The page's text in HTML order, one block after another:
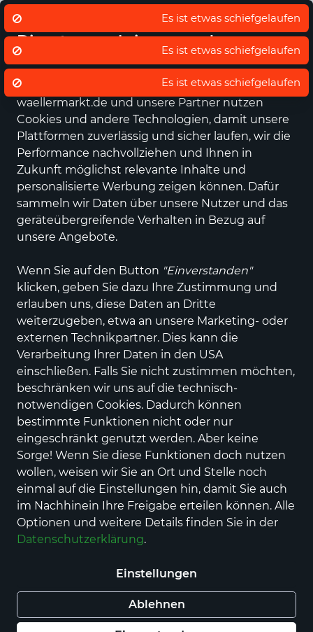
Wir nutzen Cookies um unsere
Dienste zu erbringen und zu
verbessern.
Datenschutz - Sie entscheiden!
waellermarkt.de und unsere Partner nutzen
Cookies und andere Technologien, damit unsere
Plattformen zuverlässig und sicher laufen, wir die
Performance nachvollziehen und Ihnen in
Zukunft möglichst relevante Inhalte und
personalisierte Werbung zeigen können. Dafür
sammeln wir Daten über unsere Nutzer und das
geräteübergreifende Verhalten in Bezug auf
unsere Angebote.
Wenn Sie auf den Button "Einverstanden"
klicken, geben Sie dazu Ihre Zustimmung und
erlauben uns, diese Daten an Dritte
weiterzugeben, etwa an unsere Marketing- oder
externen Technikpartner. Dies kann die
Verarbeitung Ihrer Daten in den USA
einschließen. Falls Sie nicht zustimmen möchten,
beschränken wir uns auf die technisch-
notwendigen Cookies. Dadurch können
bestimmte Funktionen nicht oder nur
eingeschränkt genutzt werden. Aber keine
Sorge! Wenn Sie diese Funktionen doch nutzen
wollen, weisen wir Sie an Ort und Stelle noch
einmal auf die Einstellungen hin, damit Sie auch
im Nachhinein Ihre Freigabe erteilen können. Alle
Optionen und weitere Details finden Sie in der
Datenschutzerklärung.
Einstellungen
Ablehnen
Alle Kategorien Neuheiten Angebote Sportartikel
Step by Step
SPACE SHINE Schulranzen-Set
"Pegasus Night Nuala", 5-teilig
Modell 22/23
Preis
229,00 € inkl. MwSt., VersandGRATIS
Statt:279,00 €−18%
vorhanden.
In den Warenkorb
Es ist etwas schiefgelaufen
Es ist etwas schiefgelaufen
Es ist etwas schiefgelaufen